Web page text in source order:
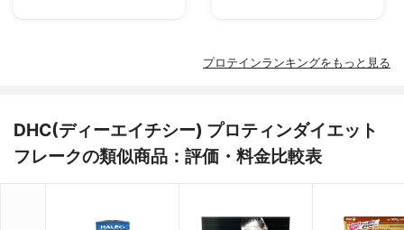
プロテインランキングをもっと見る
DHC(ディーエイチシー) プロティンダイエット
フレークの類似商品：評価・料金比較表